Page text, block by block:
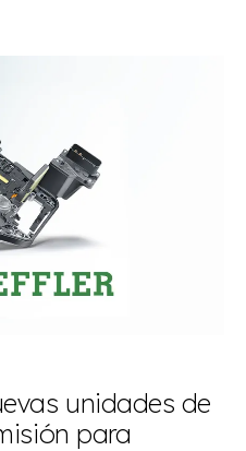
unidades de
para